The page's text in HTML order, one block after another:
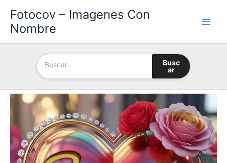
contenido
Fotocov – Imagenes Con
Nombre
Busc
ar